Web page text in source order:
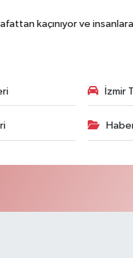
kaçınıyor ve
İzmir